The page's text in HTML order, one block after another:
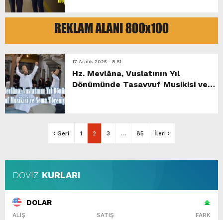
17 Aralık 2025 - 8:51
Hz. Mevlâna, Vuslatının Yıl
Dönümünde Tasavvuf Musikisi ve
‹ Geri 1 2 3 … 85 İleri ›
DÖVİZ KURLARI
DOLAR
ALIŞ SATIŞ FARK